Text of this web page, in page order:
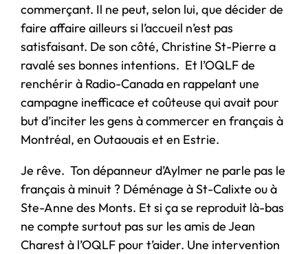
commerçant. Il ne peut, selon lui, que décider de
faire affaire ailleurs si l’accueil n’est pas
satisfaisant. De son côté, Christine St-Pierre a
ravalé ses bonnes intentions. Et l’OQLF de
renchérir à Radio-Canada en rappelant une
campagne inefficace et coûteuse qui avait pour
but d’inciter les gens à commercer en français à
Montréal, en Outaouais et en Estrie.
Je rêve. Ton dépanneur d’Aylmer ne parle pas le
français à minuit ? Déménage à St-Calixte ou à
Ste-Anne des Monts. Et si ça se reproduit là-bas
ne compte surtout pas sur les amis de Jean
Charest à l’OQLF pour t’aider. Une intervention